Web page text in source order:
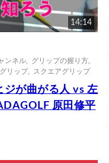
14:14
ンネル
グリップの握り方
リップ, スクエアグリップ
ジが曲がる人 vs 左
原田修平